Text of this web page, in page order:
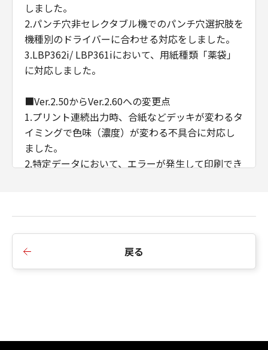
しました。
2.パンチ穴非セレクタブル機でのパンチ穴選択肢を
機種別のドライバーに合わせる対応をしました。
3.LBP362i/ LBP361iにおいて、用紙種類「薬袋」
に対応しました。
■Ver.2.50からVer.2.60への変更点
1.プリント連続出力時、合紙などデッキが変わるタ
イミングで色味（濃度）が変わる不具合に対応し
ました。
2.特定データにおいて、エラーが発生して印刷でき
5.AMSのWSD/IPP接続時のIPアドレス/ホスト名の
取得に対応しました。
戻る